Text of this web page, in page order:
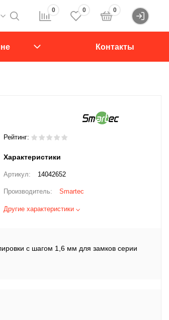
0 0 0
Контакты
Характеристики
Артикул: 14042652
Производитель: Smartec
Другие характеристики
Рейтинг:
с шагом 1,6 мм для замков серии